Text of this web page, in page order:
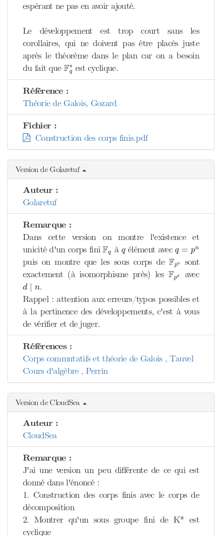
espérant ne pas en avoir ajouté.
Le développement est trop court sans les
corollaires, qui ne doivent pas être placés juste
après le théorème dans le plan car on a besoin
du fait que F∗
q
Fq est cyclique.
Référence :
Théorie de Galois, Gozard
Fichier :
Construction des corps finis.pdf
Version de Golaretuf
Auteur :
Golaretuf
Remarque :
Dans cette version on montre l'existence et
unicité d'un corps finiFq
F à q
qélément avecq = pn
q pn
puis on montre que les sous corps de Fpn
Fp
sont
exactement (à isomorphisme près) lesFpd
Fp avec
d n
d ∣ n .
Rappel : attention aux erreurs/typos possibles et
à la pertinence des développements, c'est à vous
de vérifier et de juger.
Références :
Corps commutatifs et théorie de Galois , Tauvel
Cours d'algèbre , Perrin
Version de CloudSea
Auteur :
CloudSea
Remarque :
J'ai une version un peu différente de ce qui est
donné dans l'énoncé :
1. Construction des corps finis avec le corps de
décomposition
2. Montrer qu'un sous groupe fini de K* est
cyclique